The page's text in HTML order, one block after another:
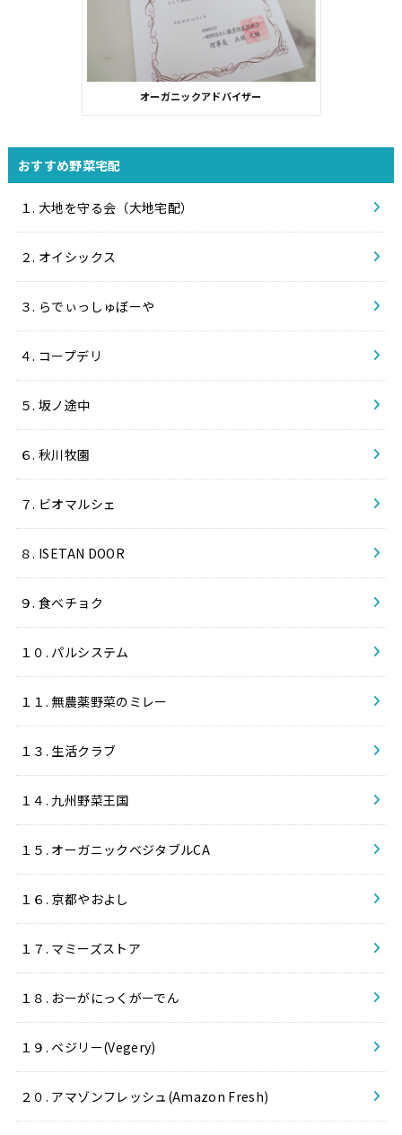
オーガニックアドバイザー
おすすめ野菜宅配
１. 大地を守る会（大地宅配）
２. オイシックス
３. らでぃっしゅぼーや
４. コープデリ
５. 坂ノ途中
６. 秋川牧園
７. ビオマルシェ
８. ISETAN DOOR
９. 食べチョク
１０. パルシステム
１１. 無農薬野菜のミレー
１３. 生活クラブ
１４. 九州野菜王国
１５. オーガニックベジタブルCA
１６. 京都やおよし
１７. マミーズストア
１８. おーがにっくがーでん
１９. ベジリー(Vegery)
２０. アマゾンフレッシュ(Amazon Fresh)